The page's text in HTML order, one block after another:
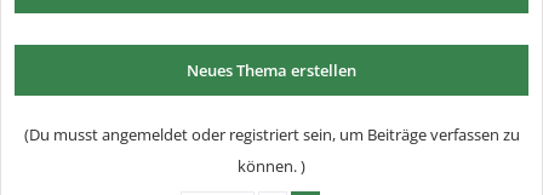
Neues Thema erstellen
(Du musst angemeldet oder registriert sein, um Beiträge verfassen zu
können. )